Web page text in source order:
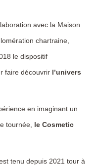
avec la Maison
chartraine,
le dispositif
faire découvrir l’univers
en imaginant un
tournée, le Cosmetic
tenu depuis 2021 tour à